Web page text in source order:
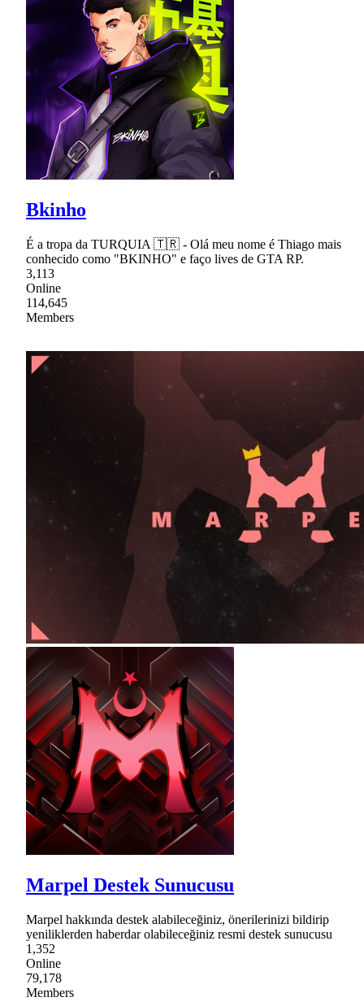
Bkinho
É a tropa da TURQUIA 🇹🇷 - Olá meu nome é Thiago mais
conhecido como "BKINHO" e faço lives de GTA RP.
3,113
Online
114,645
Members
Marpel Destek Sunucusu
Marpel hakkında destek alabileceğiniz, önerilerinizi bildirip
yeniliklerden haberdar olabileceğiniz resmi destek sunucusu
1,352
Online
79,178
Members